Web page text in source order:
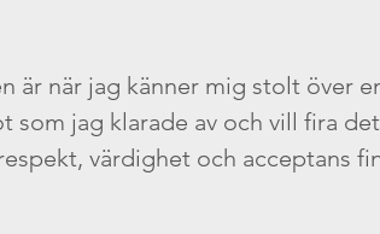
är när jag känner mig stolt över
som jag klarade av och vill fira
värdighet och acceptans